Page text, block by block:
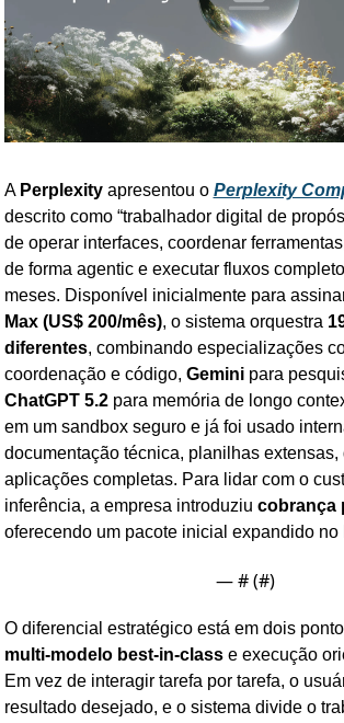
A Perplexity apresentou o Perplexity
descrito como “trabalhador digital de
de operar interfaces, coordenar
de forma agentic e executar fluxos
meses. Disponível inicialmente para
Max (US$ 200/mês), o sistema orquestra
diferentes, combinando especializações
coordenação e código, Gemini
ChatGPT 5.2 para memória de longo
em um sandbox seguro e já foi usado
documentação técnica, planilhas extensas,
aplicações completas. Para lidar com o
inferência, a empresa introduziu cobrança
oferecendo um pacote inicial expandido no
— # (#)
O diferencial estratégico está em dois
multi-modelo best-in-class e execução
Em vez de interagir tarefa por tarefa, o
resultado desejado, e o sistema divide o